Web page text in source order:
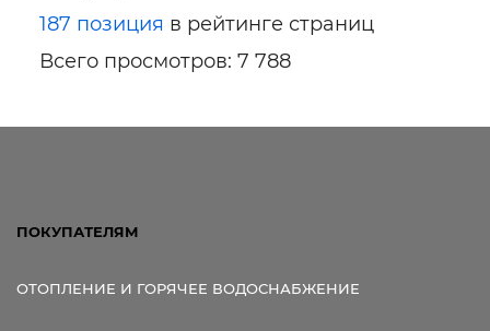
187 позиция в рейтинге страниц
Всего просмотров: 7 788
ПОКУПАТЕЛЯМ
ОТОПЛЕНИЕ И ГОРЯЧЕЕ ВОДОСНАБЖЕНИЕ